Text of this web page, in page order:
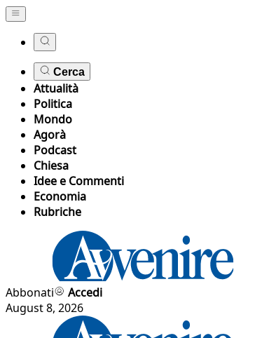
Cerca
Attualità
Politica
Mondo
Agorà
Podcast
Chiesa
Idee e Commenti
Economia
Rubriche
Abbonati
Accedi
August 8, 2026